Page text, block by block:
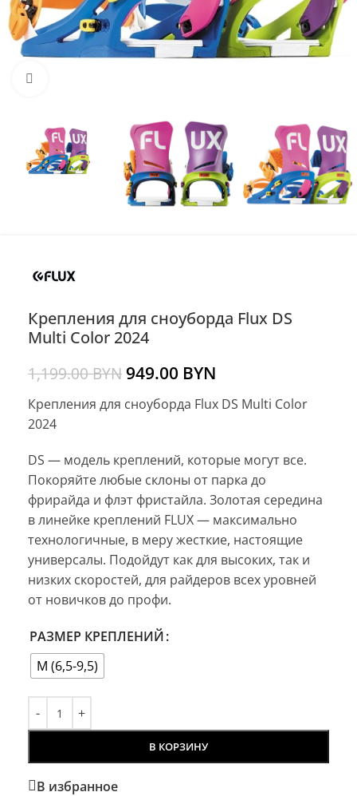
Крепления для сноуборда Flux DS
Multi Color 2024
1,199.00BYN 949.00 BYN
Крепления для сноуборда Flux DS Multi Color
2024
DS — модель креплений, которые могут все.
Покоряйте любые склоны от парка до
фрирайда и флэт фристайла. Золотая середина
в линейке креплений FLUX — максимально
технологичные, в меру жесткие, настоящие
универсалы. Подойдут как для высоких, так и
низких скоростей, для райдеров всех уровней
от новичков до профи.
РАЗМЕР КРЕПЛЕНИЙ
M (6,5-9,5)
В КОРЗИНУ
В избранное